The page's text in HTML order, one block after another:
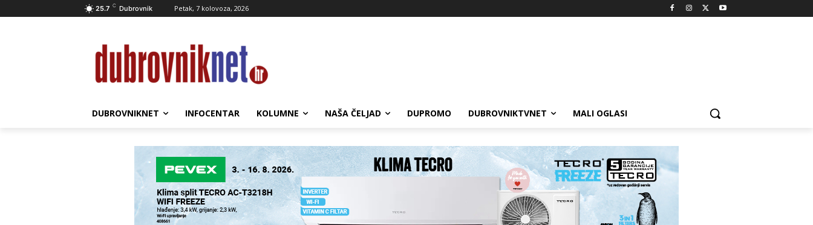
25.7 C Dubrovnik Petak, 7 kolovoza, 2026
DUBROVNIKNET INFOCENTAR KOLUMNE NAŠA ČELJAD DUPROMO DUBROVNIKTVNET MALI OGLASI